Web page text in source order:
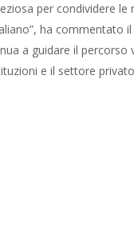
per condividere
ha commentato il
a guidare il percorso
e il settore